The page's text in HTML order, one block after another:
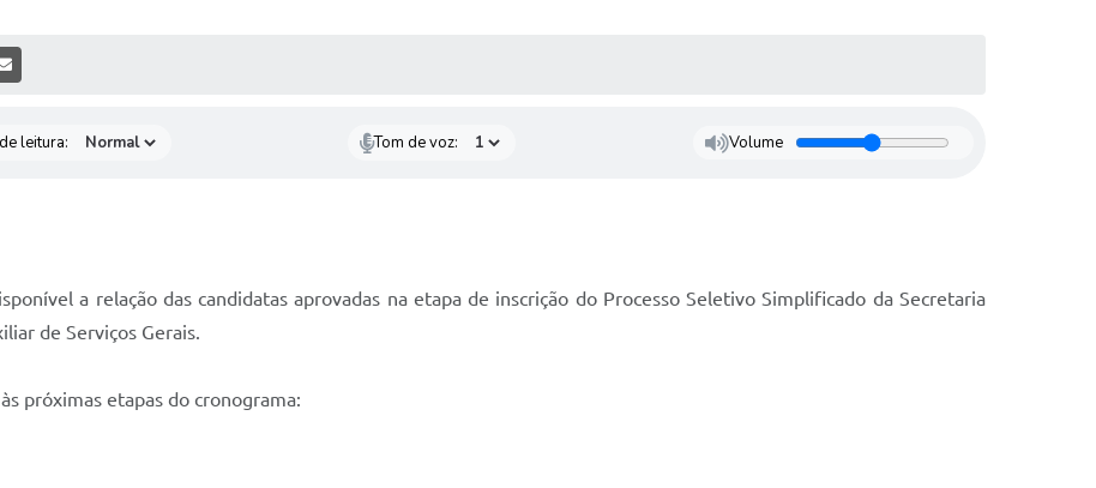
MÍDIAS
leitura: Tom de voz: Volume
a relação das candidatas aprovadas na etapa de inscrição do Processo Seletivo Simplificado da Secretaria
de Serviços Gerais.
próximas etapas do cronograma: